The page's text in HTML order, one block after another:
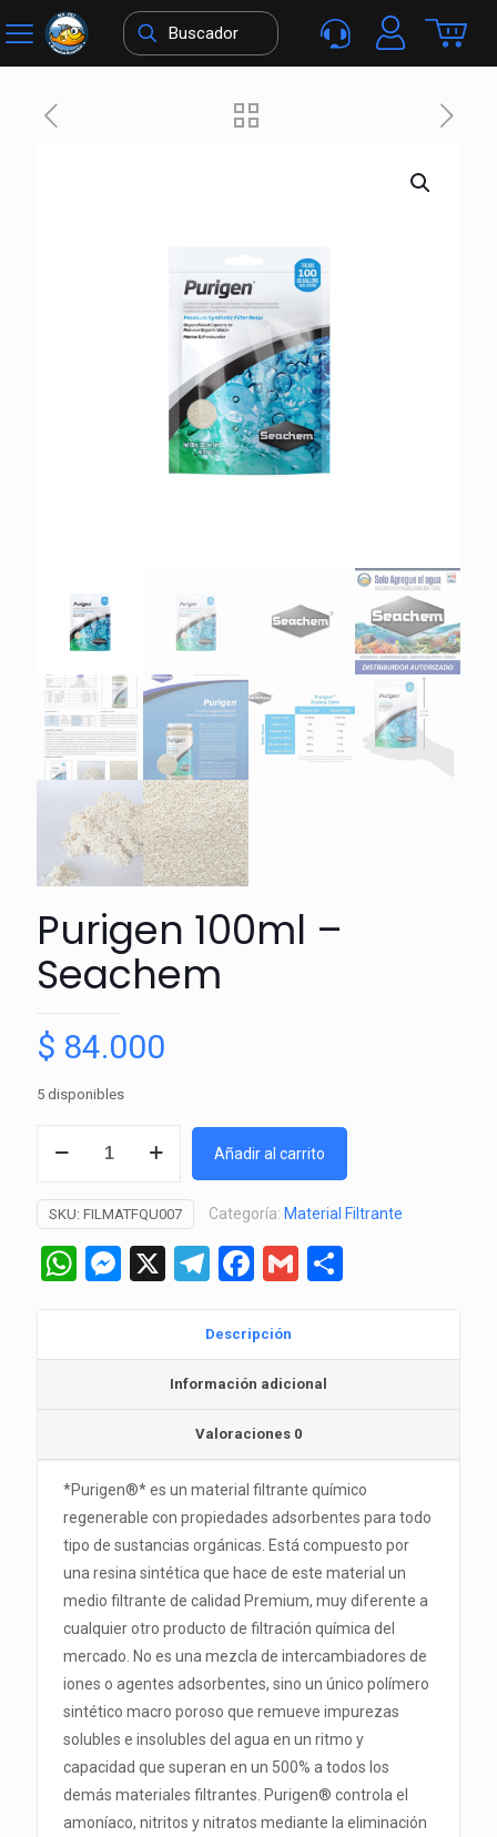
Purigen 100ml –
Seachem
$ 84.000
5 disponibles
Seachem
cantidad
Añadir al carrito
SKU: FILMATFQU007 Categoría: Material Filtrante
WhatsApp
Messenger
X Telegram
Facebook
Gmail
Descripción
Información adicional
Valoraciones 0
*Purigen®* es un material filtrante químico
regenerable con propiedades adsorbentes para todo
tipo de sustancias orgánicas. Está compuesto por
una resina sintética que hace de este material un
medio filtrante de calidad Premium, muy diferente a
cualquier otro producto de filtración química del
mercado. No es una mezcla de intercambiadores de
iones o agentes adsorbentes, sino un único polímero
sintético macro poroso que remueve impurezas
solubles e insolubles del agua en un ritmo y
capacidad que superan en un 500% a todos los
demás materiales filtrantes. Purigen® controla el
amoníaco, nitritos y nitratos mediante la eliminación